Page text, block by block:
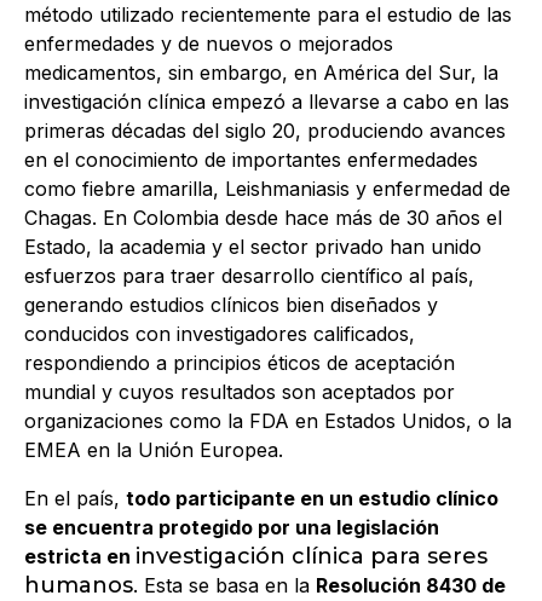
método utilizado recientemente para el estudio de las
enfermedades y de nuevos o mejorados
medicamentos, sin embargo, en América del Sur, la
investigación clínica empezó a llevarse a cabo en las
primeras décadas del siglo 20, produciendo avances
en el conocimiento de importantes enfermedades
como fiebre amarilla, Leishmaniasis y enfermedad de
Chagas. En Colombia desde hace más de 30 años el
Estado, la academia y el sector privado han unido
esfuerzos para traer desarrollo científico al país,
generando estudios clínicos bien diseñados y
conducidos con investigadores calificados,
respondiendo a principios éticos de aceptación
mundial y cuyos resultados son aceptados por
organizaciones como la FDA en Estados Unidos, o la
EMEA en la Unión Europea.
En el país, todo participante en un estudio clínico
se encuentra protegido por una legislación
estricta en investigación clínica para seres
humanos. Esta se basa en la Resolución 8430 de